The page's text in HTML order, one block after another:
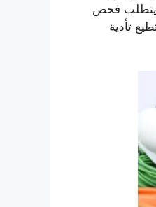
يتطلب فحص
تأدية